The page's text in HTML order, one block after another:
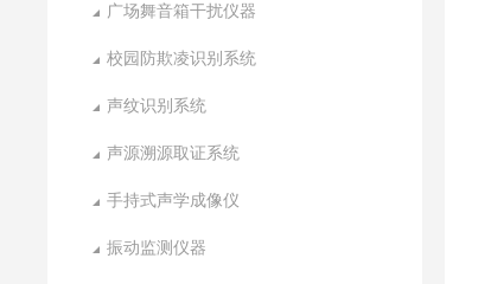
广场舞音箱干扰仪器
校园防欺凌识别系统
声纹识别系统
声源溯源取证系统
手持式声学成像仪
振动监测仪器